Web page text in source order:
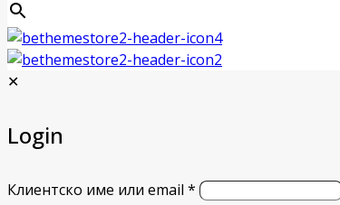
✕
Login
Клиентско име или email *